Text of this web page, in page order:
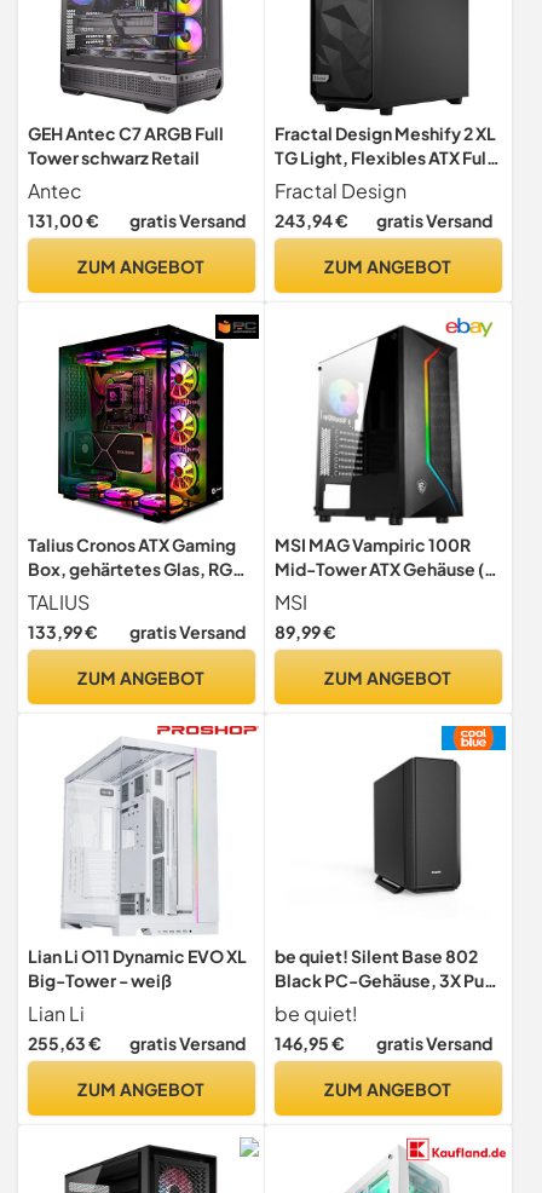
GEH Antec C7 ARGB Full
Tower schwarz Retail
Antec
131,00 € gratis Versand
ZUM ANGEBOT
Fractal Design Meshify 2 XL
TG Light, Flexibles ATX Full
Tower Computer Gehäuse
mit leicht getöntem
Tempered Glass Seitenteil,
Fractal Design
243,94 € gratis Versand
ZUM ANGEBOT
Talius Cronos ATX Gaming
Box, gehärtetes Glas, RGB-
Lüfter (in DREI Farben
erhältlich) (Schwarz)
TALIUS
133,99 € gratis Versand
ZUM ANGEBOT
MSI MAG Vampiric 100R
Mid-Tower ATX Gehäuse (1x
USB 3.1 Anschluss, 1x
120mm A-RGB Fan im
Lieferumfang, schwarz,
MSI
89,99 €
ZUM ANGEBOT
Lian Li O11 Dynamic EVO XL
Big-Tower - weiß
Lian Li
255,63 € gratis Versand
ZUM ANGEBOT
be quiet! Silent Base 802
Black PC-Gehäuse, 3X Pure
Wings 140mm, 2
austauschbare Top- und
Frontcover, entkoppeltes
be quiet!
146,95 € gratis Versand
ZUM ANGEBOT